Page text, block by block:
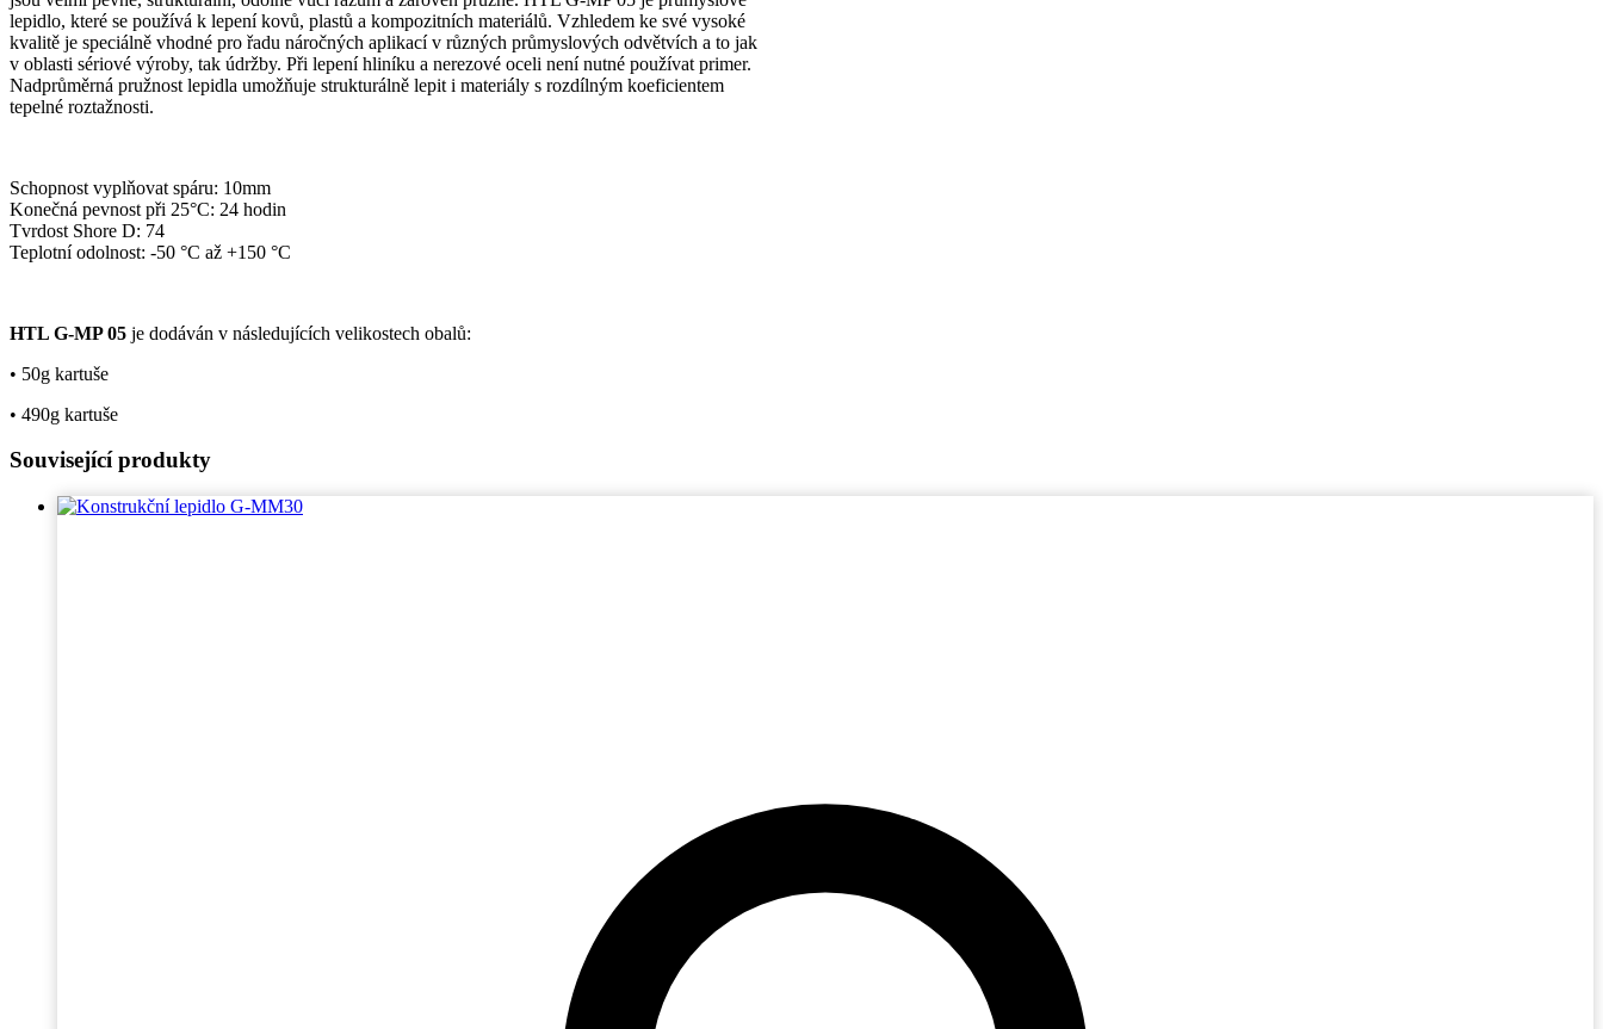
lepidlo, které se používá k lepení kovů, plastů a kompozitních materiálů. Vzhledem ke své vysoké
kvalitě je speciálně vhodné pro řadu náročných aplikací v různých průmyslových odvětvích a to jak
v oblasti sériové výroby, tak údržby. Při lepení hliníku a nerezové oceli není nutné používat primer.
Nadprůměrná pružnost lepidla umožňuje strukturálně lepit i materiály s rozdílným koeficientem
tepelné roztažnosti.
Schopnost vyplňovat spáru: 10mm
Konečná pevnost při 25°C: 24 hodin
Tvrdost Shore D: 74
Teplotní odolnost: -50 °C až +150 °C
HTL G-MP 05 je dodáván v následujících velikostech obalů:
• 50g kartuše
• 490g kartuše
Související produkty